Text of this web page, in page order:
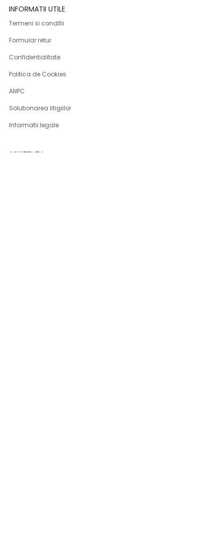
INFORMATII UTILE
Termeni si conditii
Formular retur
Confidentialitate
Politica de Cookies
ANPC
Solutionarea litigiilor
Informatii legale
ASISTENTA